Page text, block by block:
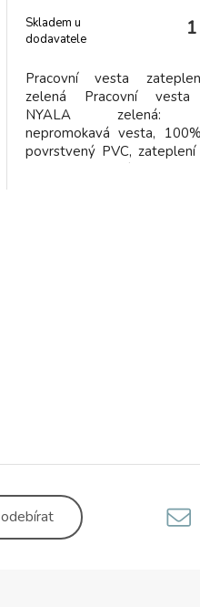
Skladem u
dodavatele
Pracovní vesta
zelená Pracovní vesta
NYALA zelená:
nepromokavá vesta,
povrstvený PVC,
odebírat